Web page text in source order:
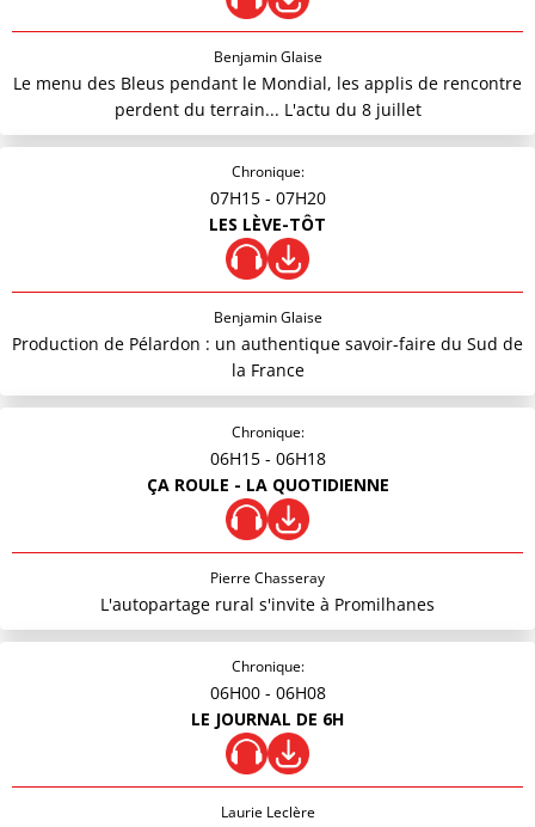
Benjamin Glaise
Le menu des Bleus pendant le Mondial, les applis de rencontre
perdent du terrain... L'actu du 8 juillet
Chronique:
07H15 - 07H20
LES LÈVE-TÔT
Benjamin Glaise
Production de Pélardon : un authentique savoir-faire du Sud de
la France
Chronique:
06H15 - 06H18
ÇA ROULE - LA QUOTIDIENNE
Pierre Chasseray
L'autopartage rural s'invite à Promilhanes
Chronique:
06H00 - 06H08
LE JOURNAL DE 6H
Laurie Leclère